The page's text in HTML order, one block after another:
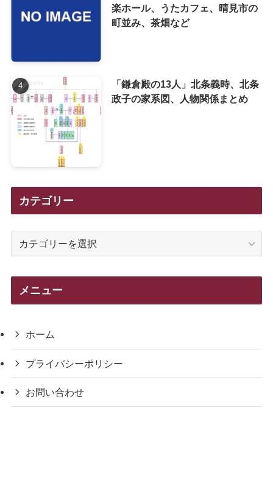
楽ホール、うたカフェ、晴見市の
町並み、茶畑など
「鎌倉殿の13人」北条義時、北条
政子の家系図、人物関係まとめ
カテゴリー
メニュー
ホーム
プライバシーポリシー
お問い合わせ